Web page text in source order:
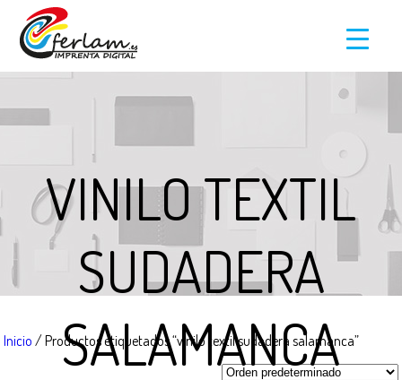
VINILO TEXTIL
SUDADERA
SALAMANCA
Inicio / Productos etiquetados “vinilo textil sudadera salamanca”